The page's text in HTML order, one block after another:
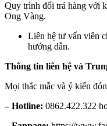
Quy trình đổi trả hàng với
Ong Vàng.
Liên hệ tư vấn viên
hướng dẫn.
Thông tin liên hệ và
Mọi thắc mắc và ý kiến
– Hotline: 0862.422.322